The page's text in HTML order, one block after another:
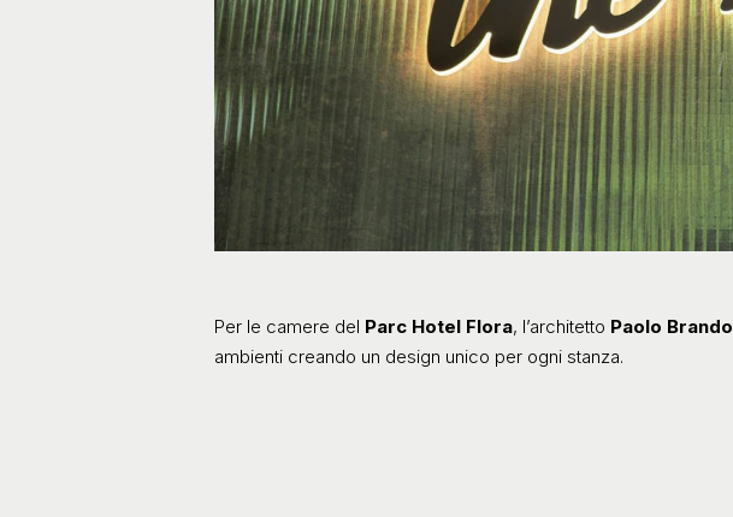
Per le camere del Parc Hotel Flora, l’architetto Paolo Brando
ambienti creando un design unico per ogni stanza.